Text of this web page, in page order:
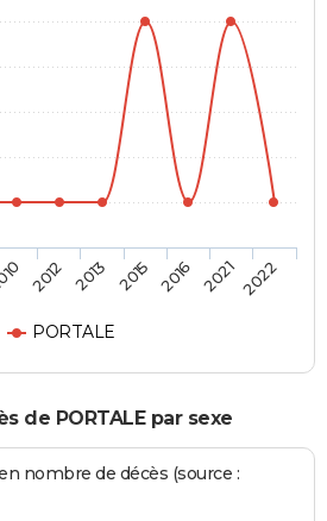
PORTALE
2012 2013 2015 2016 20212022
de PORTALE par sexe
nombre de décès (source :